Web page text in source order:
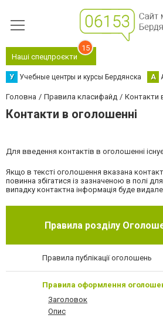
Наші спецпроєкти
15
У Учебные центры и курсы Бердянска А
Головна Правила класифайд Контакти
Контакти в оголошенні
Для введення контактів в оголошенні
Якщо в тексті оголошення вказана
повинна збігатися із зазначеною в полі
випадку контактна інформація буде
Правила розділу
Правила публікації оголошень
Правила оформлення
Заголовок
Опис